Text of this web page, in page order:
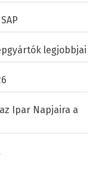
legjobbjai
Ipar Napjaira a